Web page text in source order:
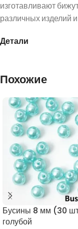
изготавливают
различных изделий
Детали
Похожие
Бусины 8 мм (30
голубой